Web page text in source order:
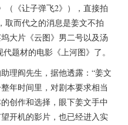
（《让子弹飞2》），直接拍
取而代之的消息是姜文不拍
大片《云图》男二号以及汤
题材的电影《上河图》了。
理阎先生，据他透露：“姜文
年时间里，对剧本要求相当
创作和选择，眼下姜文手中
开机的影片，也已经进入实